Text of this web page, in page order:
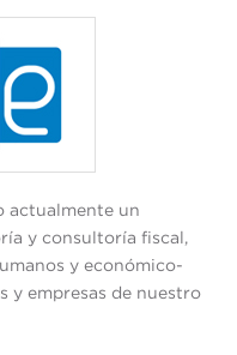
actualmente un
y consultoría fiscal,
y económico-
y empresas de nuestro